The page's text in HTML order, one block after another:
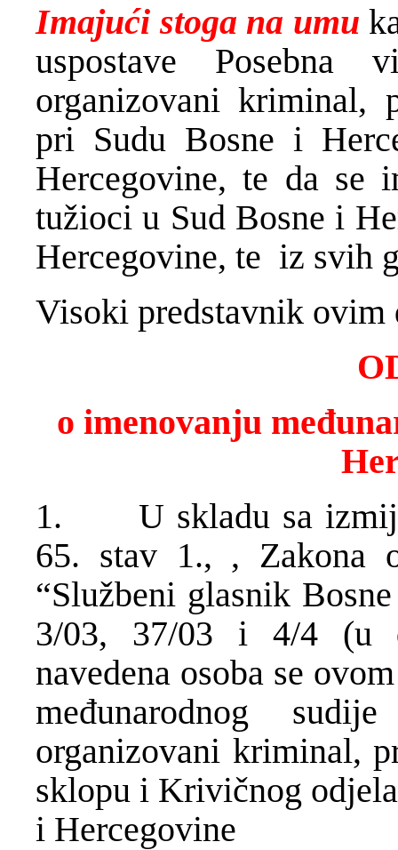
Imajući stoga na umu
uspostave
organizovani
pri Sudu Bosne i
Hercegovine, te da se
tužioci u Sud Bosne i
Hercegovine, te iz svih
Visoki predstavnik ovim
o imenovanju
1. U skladu sa
65. stav 1., , Zakona
“Službeni glasnik
3/03, 37/03 i 4/4 (u
navedena osoba se
međunarodnog
organizovani kriminal,
sklopu i Krivičnog
i Hercegovine